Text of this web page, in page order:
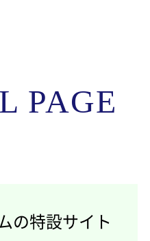
PAGE
の特設サイト